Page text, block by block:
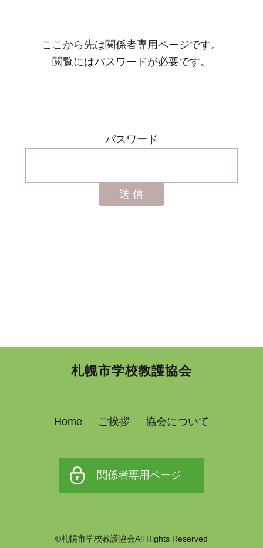
ここから先は関係者専用ページです。
閲覧にはパスワードが必要です。
パスワード
札幌市学校教護協会
Home ご挨拶 協会について
関係者専用ページ
©札幌市学校教護協会All Rights Reserved